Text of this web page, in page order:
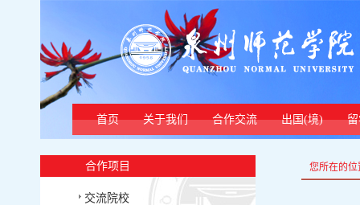
首页 关于我们 合作交流 出国(境)
合作项目
交流院校
您所在的位